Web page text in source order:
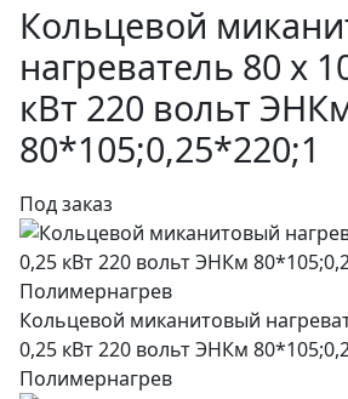
Кольцевой
нагреватель 80 х
кВт 220 вольт
80*105;0,25*220;1
Под заказ
Кольцевой миканитовый
0,25 кВт 220 вольт ЭНКм
Полимернагрев